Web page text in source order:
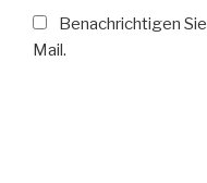
Benachrichtigen
Mail.